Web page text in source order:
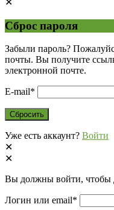
Сброс пароля
Забыли пароль?
почты. Вы получите
электронной почте.
E-mail*
Уже есть аккаунт? Войти
Вы должны войти, чтобы
Логин или email*